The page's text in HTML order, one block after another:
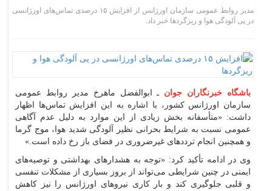
مدیر روابط عمومی سازمان اورژانس از افزایش ۱۵ درصدی تماس‌های اورژانسی
در پی آلودگی هوا و ریزگردها خبر داد.
باشگاه خبرنگاران جوان ـ ابوالفضل ماهرخ مدیر روابط عمومی
سازمان اورژانس کشور، با اشاره به این افزایش تماس‌ها اظهار
داشت: «متأسفانه بخش زیادی از این موارد به دلیل عدم آگاهی
عمومی نسبت به شرایط بحرانی نظیر آلودگی شدید هوا، موج گرما
و همچنین انجام تردد‌های غیرضروری در فضای باز رخ داده است.»
وی در ادامه تأکید کرد: «توجه به هشدار‌های بهداشتی و توصیه‌های
ایمنی در چنین شرایطی می‌تواند از بروز بسیاری از مشکلات تنفسی
و قلبی جلوگیری کند و بار کاری نیرو‌های اورژانس را نیز کاهش